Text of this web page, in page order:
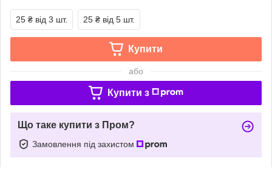
25 ₴ від 3 шт. 25 ₴ від 5 шт.
Купити
або
Купити з
Що таке купити з Пром?
Замовлення під захистом